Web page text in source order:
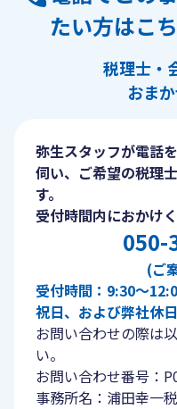
たい方はこ
税理士・
おま
弥生スタッフが電話
伺い、ご希望の税理
す。
受付時間内におかけく
050-
(ご
受付時間：9:30〜
祝日、および弊社休日
お問い合わせの際は
い。
お問い合わせ番号：
事務所名：浦田幸一